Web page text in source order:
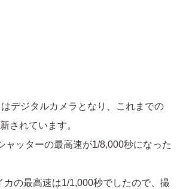
デジタルカメラとなり、これまでの
されています。
ャッターの最高速が1/8,000秒になった
カの最高速は1/1,000秒でしたので、撮